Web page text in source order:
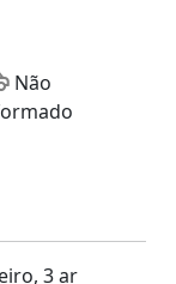
Não
3 ar